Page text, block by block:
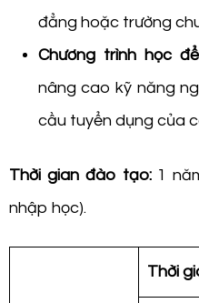
đẳng hoặc trường
Chương trình học
nâng cao kỹ năng
cầu tuyển dụng của
Thời gian đào tạo:1
nhập học).
Thời